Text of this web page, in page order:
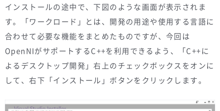
インストールの途中で、下図のような画面が表示されま
す。「ワークロード」とは、開発の用途や使用する言語に
合わせて必要な機能をまとめたものですが、今回は
OpenNIがサポートするC++を利用できるよう、「C++に
よるデスクトップ開発」右上のチェックボックスをオンに
して、右下「インストール」ボタンをクリックします。